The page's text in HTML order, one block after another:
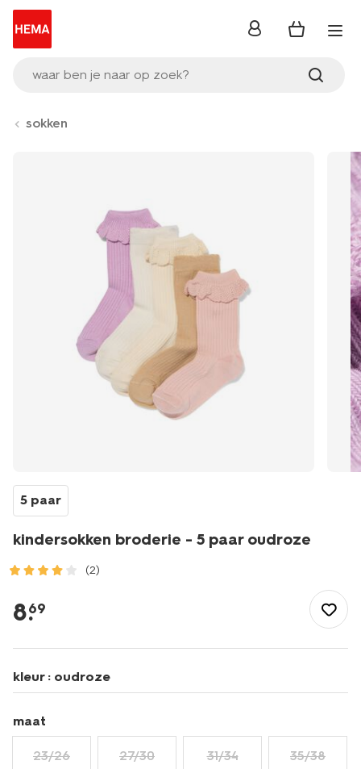
waar ben je naar op zoek?
inloggen
sokken
5 paar
kindersokken broderie - 5 paar oudroze
(2)
broderie-
-
paar-
oudroze-
4320760OLDPINK.html
8.
69
kleur : oudroze
maat
23/26 27/30 31/34 35/38